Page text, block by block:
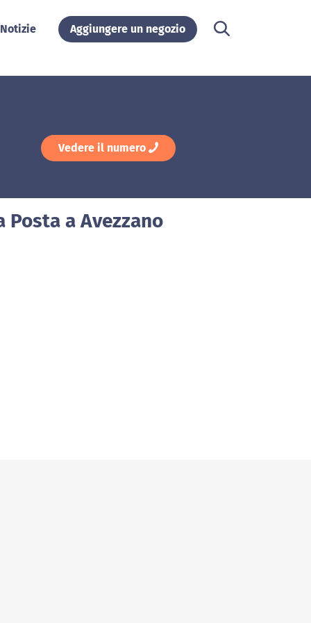
Notizie Aggiungere un negozio
Vedere il numero
Posta a Avezzano